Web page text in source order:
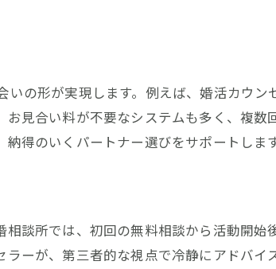
相談所活用法を紹介
ごとの活動ポイントを解説
の相談所活用術
ビスを最大限活かす方法
結婚相談所の活用が鍵に
の形が実現します。例えば、婚活カウン
見合い料が不要なシステムも多く、複数
得のいくパートナー選びをサポートします
談所では、初回の無料相談から活動開始
ーが、第三者的な視点で冷静にアドバイ